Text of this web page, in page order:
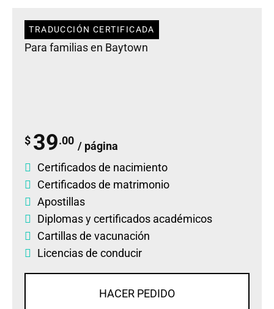
TRADUCCIÓN CERTIFICADA
Para familias en Baytown
$ 39.00 / página
Certificados de nacimiento
Certificados de matrimonio
Apostillas
Diplomasycertificados académicos
Cartillas de vacunación
Licencias de conducir
HACER PEDIDO